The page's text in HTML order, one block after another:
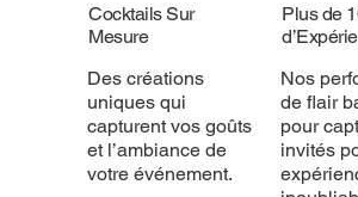
Cocktails Sur
Mesure
Des créations
uniques qui
capturent vos goûts
et l’ambiance de
votre événement.
Plus de
Nos
de flair
pour
invités